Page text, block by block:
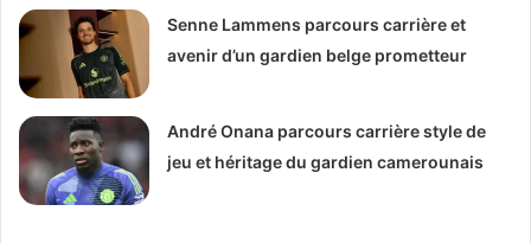
Senne Lammens parcours carrière et
avenir d’un gardien belge prometteur
André Onana parcours carrière style de
jeu et héritage du gardien camerounais